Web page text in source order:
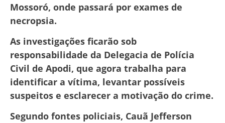
Mossoró, onde passará por exames de
necropsia.
As investigações ficarão sob
responsabilidade da Delegacia de Polícia
Civil de Apodi, que agora trabalha para
identificar a vítima, levantar possíveis
suspeitos e esclarecer a motivação do crime.
Segundo fontes policiais, Cauã Jefferson